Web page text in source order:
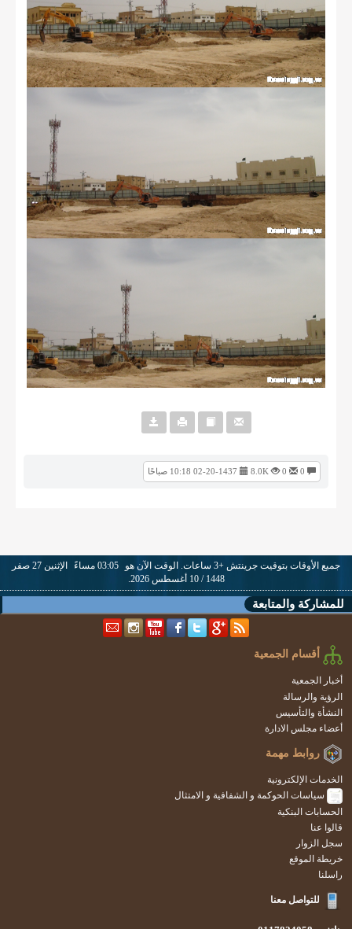
8.0K
جميع الأوقات بتوقيت جرينتش +3 ساعات. الوقت الآن هو 03:05 مساءً
الإثنين 27 صفر
1448 / 10 أغسطس 2026.
للمشاركة والمتابعة
أقسام الجمعية
أخبار الجمعية
الرؤية والرسالة
النشأة والتأسيس
أعضاء مجلس الادارة
روابط مهمة
الخدمات الإلكترونية
سياسات الحوكمة و الشفافية و الامتثال
الحسابات البنكية
قالوا عنا
سجل الزوار
خريطة الموقع
راسلنا
للتواصل معنا